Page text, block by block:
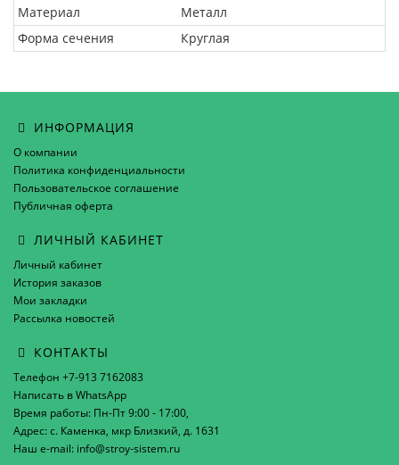
Материал
Металл
Форма сечения
Круглая
ИНФОРМАЦИЯ
О компании
Политика конфиденциальности
Пользовательское соглашение
Публичная оферта
ЛИЧНЫЙ КАБИНЕТ
Личный кабинет
История заказов
Мои закладки
Рассылка новостей
КОНТАКТЫ
Телефон +7-913 7162083
Написать в WhatsApp
Время работы: Пн-Пт 9:00 - 17:00,
Адрес: с. Каменка, мкр Близкий, д. 1631
Наш e-mail: info@stroy-sistem.ru